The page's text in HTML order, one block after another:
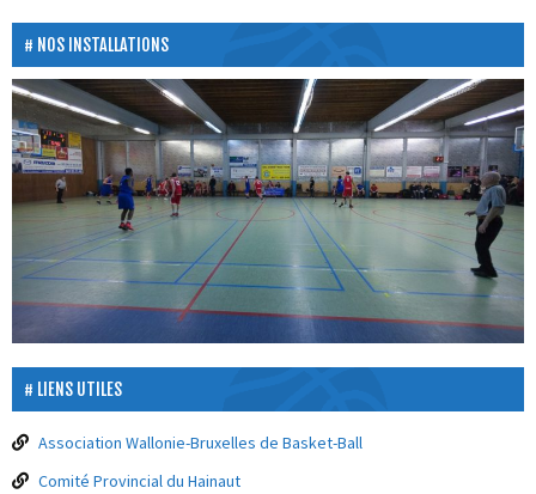
NOS INSTALLATIONS
LIENS UTILES
Association Wallonie-Bruxelles de Basket-Ball
Comité Provincial du Hainaut